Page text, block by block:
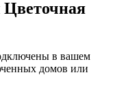
Цветочная
в вашем
домов или